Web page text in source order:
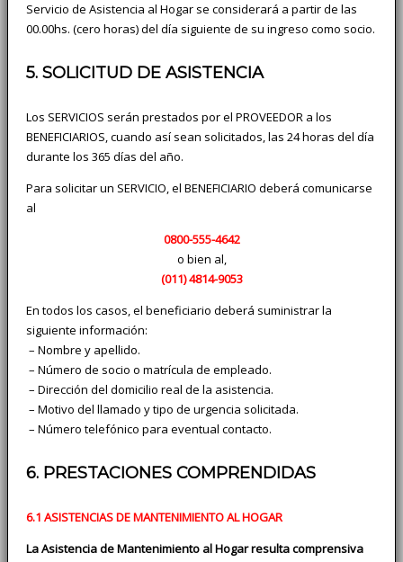
Servicio de Asistencia al Hogar se considerará a partir de las
00.00hs. (cero horas) del día siguiente de su ingreso como socio.
5. SOLICITUD DE ASISTENCIA
Los SERVICIOS serán prestados por el PROVEEDOR a los
BENEFICIARIOS, cuando así sean solicitados, las 24 horas del día
durante los 365 días del año.
Para solicitar un SERVICIO, el BENEFICIARIO deberá comunicarse
al
0800-555-4642
o bien al,
(011)4814-9053
En todos los casos, el beneficiario deberá suministrar la
siguiente información:
­ – Nombre y apellido.
­ – Número de socio o matrícula de empleado.
­ – Dirección del domicilio real de la asistencia.
­ – Motivo del llamado y tipo de urgencia solicitada.
­ – Número telefónico para eventual contacto.
6. PRESTACIONES COMPRENDIDAS
6.1 ASISTENCIAS DE MANTENIMIENTO AL HOGAR
La Asistencia de Mantenimiento al Hogar resulta comprensiva